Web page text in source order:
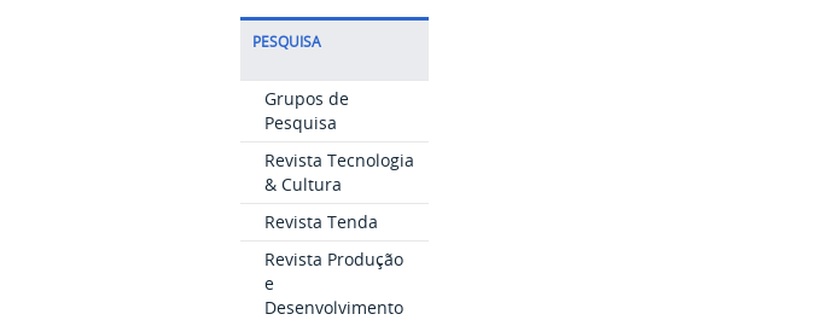
PESQUISA
Grupos de
Pesquisa
Revista Tecnologia
& Cultura
Revista Tenda
Revista Produção
e
Desenvolvimento